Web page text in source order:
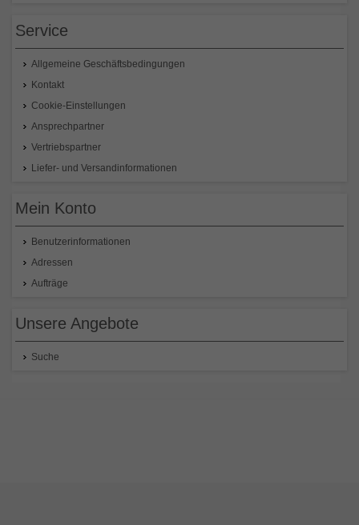
Service
Allgemeine Geschäftsbedingungen
Kontakt
Cookie-Einstellungen
Ansprechpartner
Vertriebspartner
Liefer- und Versandinformationen
Mein Konto
Benutzerinformationen
Adressen
Aufträge
Unsere Angebote
Suche